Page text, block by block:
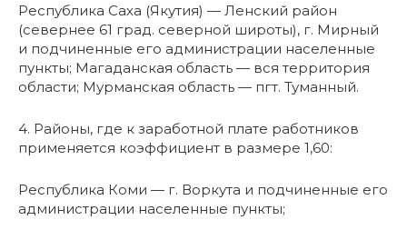
Республика Саха (Якутия) — Ленский район
(севернее 61 град. северной широты), г. Мирный
и подчиненные его администрации населенные
пункты; Магаданская область — вся территория
области; Мурманская область — пгт. Туманный.
4. Районы, где к заработной плате работников
применяется коэффициент в размере 1,60:
Республика Коми — г. Воркута и подчиненные его
администрации населенные пункты;